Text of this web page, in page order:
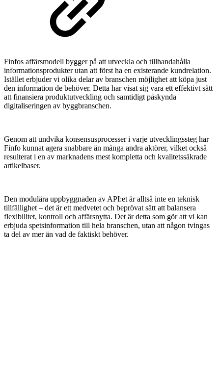
Finfos affärsmodell bygger på att utveckla och tillhandahålla
informationsprodukter utan att först ha en existerande kundrelation.
Istället erbjuder vi olika delar av branschen möjlighet att köpa just
den information de behöver. Detta har visat sig vara ett effektivt sätt
att finansiera produktutveckling och samtidigt påskynda
digitaliseringen av byggbranschen.
Genom att undvika konsensusprocesser i varje utvecklingssteg har
Finfo kunnat agera snabbare än många andra aktörer, vilket också
resulterat i en av marknadens mest kompletta och kvalitetssäkrade
artikelbaser.
Den modulära uppbyggnaden av API:et är alltså inte en teknisk
tillfällighet – det är ett medvetet och beprövat sätt att balansera
flexibilitet, kontroll och affärsnytta. Det är detta som gör att vi kan
erbjuda spetsinformation till hela branschen, utan att någon tvingas
ta del av mer än vad de faktiskt behöver.